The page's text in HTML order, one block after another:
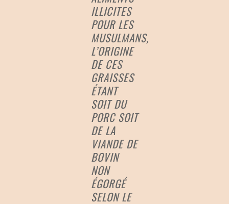
ILLICITES
POUR LES
MUSULMANS,
L’ORIGINE
DE CES
GRAISSES
ÉTANT
SOIT DU
PORC SOIT
DE LA
VIANDE DE
BOVIN
NON
ÉGORGÉ
SELON LE